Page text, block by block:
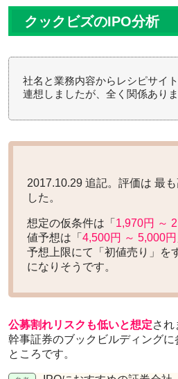
クックビズのIPO分析
社名と業務内容からレシピサイ
連想しましたが、全く関係ありま
2017.10.29 追記。評価は 最も
した。
想定の仮条件は「 1,970円 ～
値予想は「 4,500円 ～ 5,000円
予想上限にて「初値売り」を
になりそうです。
公募割れリスクも低いと想定され
幹事証券のブックビルディング
ところです。